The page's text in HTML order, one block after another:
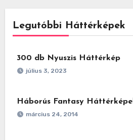
Legutóbbi Háttérképek
300 db Nyuszis Háttérkép
július 3, 2023
Háborús Fantasy
március 24, 2014